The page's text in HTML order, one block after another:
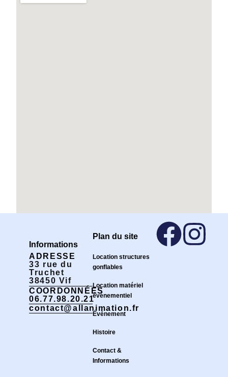
Informations
ADRESSE
33 rue du
Truchet
38450 Vif
COORDONNÉES
06.77.98.20.21
contact@allanimation.fr
Plan du site
Location structures
gonflables
Location matériel
événementiel
Évènement
Histoire
Contact &
Informations